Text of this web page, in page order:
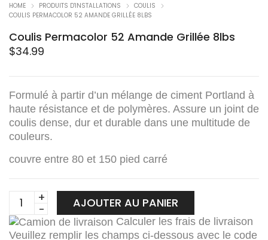
HOME PRODUITS D'INSTALLATIONS
COULIS
COULIS PERMACOLOR 52 AMANDE GRILLÉE 8LBS
Coulis Permacolor 52 Amande Grillée 8lbs
$34.99
Formulé à partir d’un mélange de ciment Portland à
haute résistance et de polymères. Assure un joint de
coulis dense, dur et durable dans une multitude de
couleurs.
couvre entre 80 et 150 pied carré
Coulis
Permacolor
52
AJOUTER AU PANIER
Calculer les frais de livraison
Veuillez remplir les champs ci-dessous avec le code